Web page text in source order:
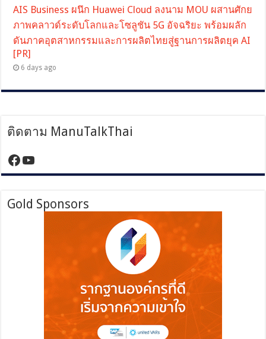
AIS Business ผนึก Huawei Cloud ลงนาม MOU ผสานศักย
ภาพคลาวด์ระดับโลกและโซลูชัน 5G อัจฉริยะ พร้อมผลัก
ดันภาคอุตสาหกรรมและการผลิตไทยสู่ฐานการผลิตยุค AI
[PR]
6 days ago
ติดตาม ManuTalkThai
https://www.facebook.com/
YouTube
Gold Sponsors